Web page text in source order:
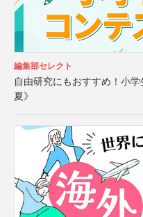
編集部セレクト
自由研究にもおすすめ！小
夏》